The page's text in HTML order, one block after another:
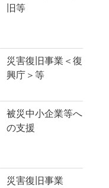
旧等
災害復旧事業＜復
興庁＞等
被災中小企業等へ
の支援
災害復旧事業